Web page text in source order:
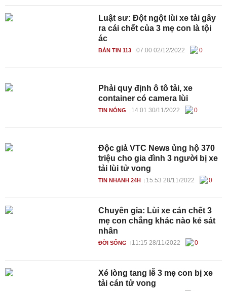
Luật sư: Đột ngột lùi xe tải gây
ra cái chết của 3 mẹ con là tội
ác
BẢN TIN 113 07:00 02/12/2022 0
Phải quy định ô tô tải, xe
container có camera lùi
TIN NÓNG 14:01 30/11/2022 0
Độc giả VTC News ủng hộ 370
triệu cho gia đình 3 người bị xe
tải lùi tử vong
TIN NHANH 24H 15:53 28/11/2022 0
Chuyên gia: Lùi xe cán chết 3
mẹ con chẳng khác nào kẻ sát
nhân
ĐỜI SỐNG 11:15 28/11/2022 0
Xé lòng tang lễ 3 mẹ con bị xe
tải cán tử vong